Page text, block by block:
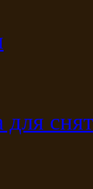
для